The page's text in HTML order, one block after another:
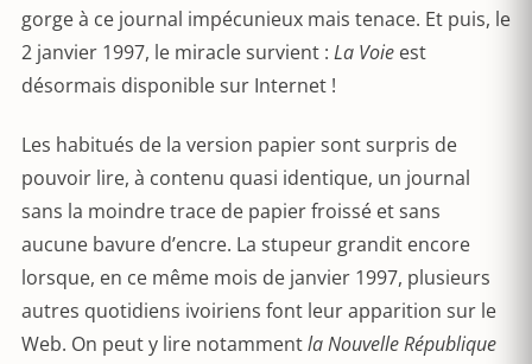
gorge à ce journal impécunieux mais tenace. Et puis, le
2 janvier 1997, le miracle survient : La Voie est
désormais disponible sur Internet !
Les habitués de la version papier sont surpris de
pouvoir lire, à contenu quasi identique, un journal
sans la moindre trace de papier froissé et sans
aucune bavure d’encre. La stupeur grandit encore
lorsque, en ce même mois de janvier 1997, plusieurs
autres quotidiens ivoiriens font leur apparition sur le
Web. On peut y lire notammentla Nouvelle République